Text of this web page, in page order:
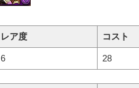
レア度 コスト
6 28